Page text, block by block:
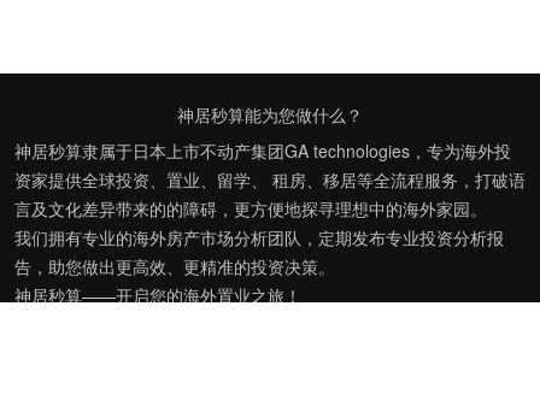
神居秒算能为您做什么？
神居秒算隶属于日本上市不动产集团GA technologies，专为海外投
资家提供全球投资、置业、留学、 租房、移居等全流程服务，打破语
言及文化差异带来的的障碍，更方便地探寻理想中的海外家园。
我们拥有专业的海外房产市场分析团队，定期发布专业投资分析报
告，助您做出更高效、更精准的投资决策。
神居秒算——开启您的海外置业之旅！